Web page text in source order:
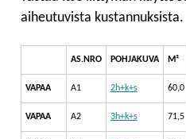
aiheutuvista kustannuksista.
AS.NRO POHJAKUVA M²
VAPAA A1 2h+k+s 60,0
VAPAA A2 3h+k+s 71,5